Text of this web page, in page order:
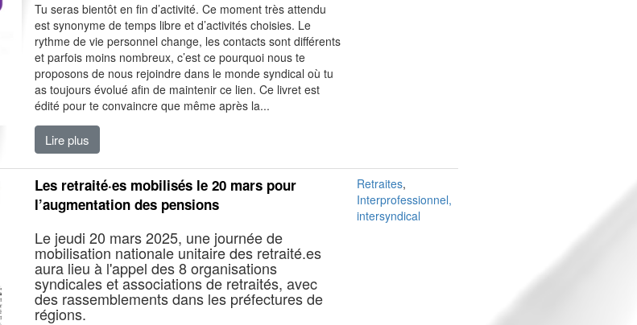
Tu seras bientôt en fin d’activité. Ce moment très attendu
est synonyme de temps libre et d’activités choisies. Le
rythme de vie personnel change, les contacts sont différents
et parfois moins nombreux, c’est ce pourquoi nous te
proposons de nous rejoindre dans le monde syndical où tu
as toujours évolué afin de maintenir ce lien. Ce livret est
édité pour te convaincre que même après la...
Lire plus
Les retraité·es mobilisés le 20 mars pour
l’augmentation des pensions
Le jeudi 20 mars 2025, une journée de
mobilisation nationale unitaire des retraité.es
aura lieu à l'appel des 8 organisations
syndicales et associations de retraités, avec
des rassemblements dans les préfectures de
régions.
Retraites,
Interprofessionnel,
intersyndical